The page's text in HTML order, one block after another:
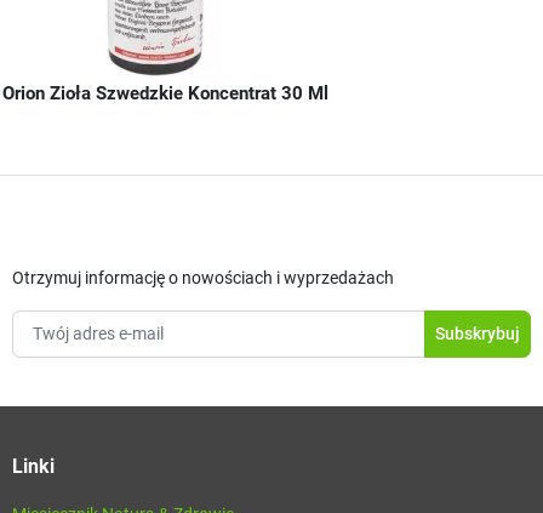
Orion Zioła Szwedzkie Koncentrat 30 Ml
Otrzymuj informację o nowościach i wyprzedażach
Linki